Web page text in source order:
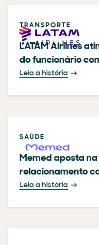
TRANSPORTE
LATAM Airlines
do funcionário
Leia a história
SAÚDE
Memed aposta
relacionamento
Leia a história